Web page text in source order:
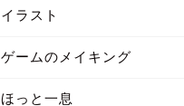
イラスト
ゲームのメイキング
ほっと一息